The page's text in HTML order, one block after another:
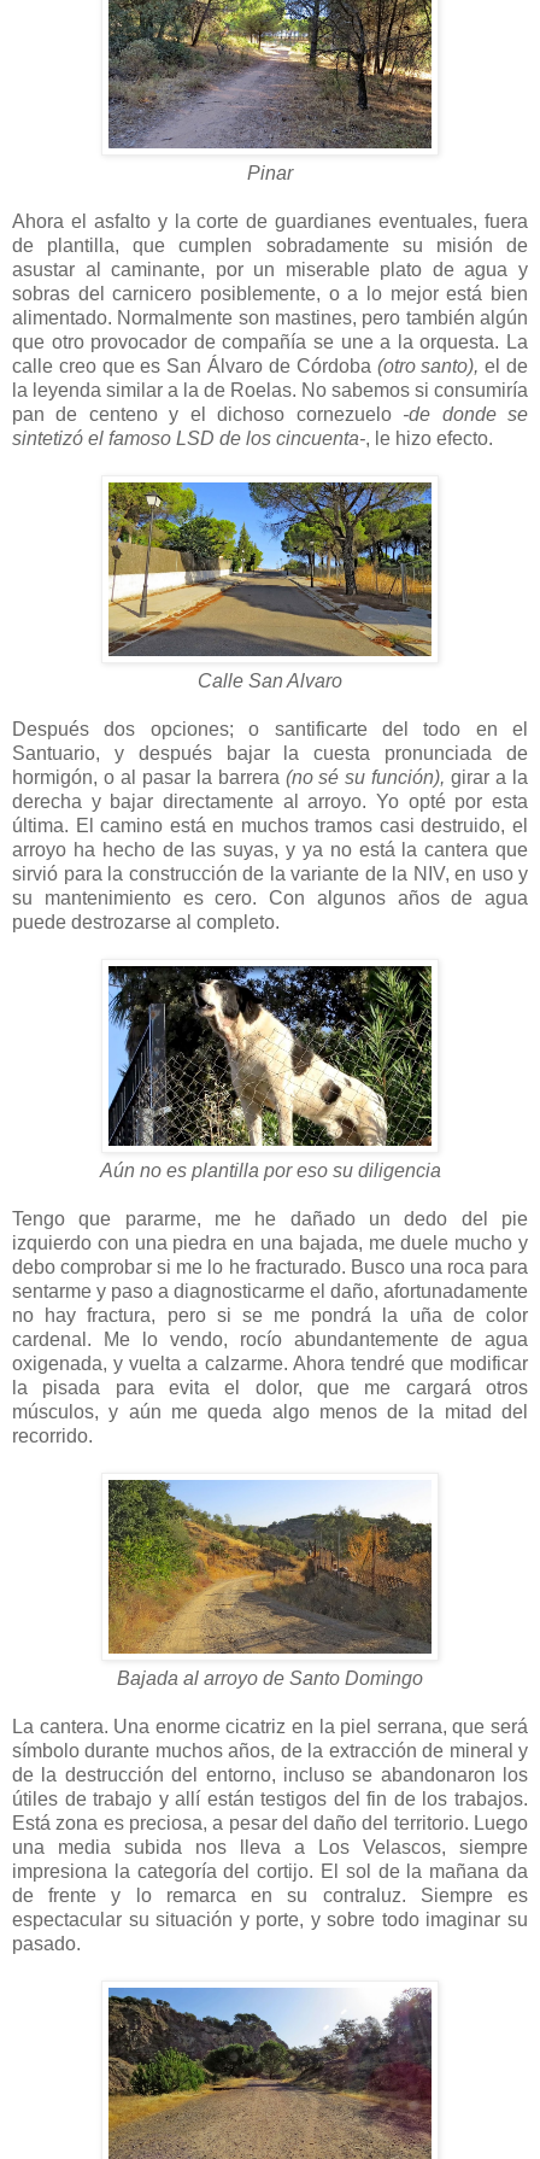
Pinar
Ahora el asfalto y la corte de guardianes eventuales, fuera
de plantilla, que cumplen sobradamente su misión de
asustar al caminante, por un miserable plato de agua y
sobras del carnicero posiblemente, o a lo mejor está bien
alimentado. Normalmente son mastines, pero también algún
que otro provocador de compañía se une a la orquesta. La
calle creo que es San Álvaro de Córdoba (otro santo), el de
la leyenda similar a la de Roelas. No sabemos si consumiría
pan de centeno y el dichoso cornezuelo -de donde se
sintetizó el famoso LSD de los cincuenta-, le hizo efecto.
Calle San Alvaro
Después dos opciones; o santificarte del todo en el
Santuario, y después bajar la cuesta pronunciada de
hormigón, o al pasar la barrera (no sé su función), girar a la
derecha y bajar directamente al arroyo. Yo opté por esta
última. El camino está en muchos tramos casi destruido, el
arroyo ha hecho de las suyas, y ya no está la cantera que
sirvió para la construcción de la variante de la NIV, en uso y
su mantenimiento es cero. Con algunos años de agua
puede destrozarse al completo.
Aún no es plantilla por eso su diligencia
Tengo que pararme, me he dañado un dedo del pie
izquierdo con una piedra en una bajada, me duele mucho y
debo comprobar si me lo he fracturado. Busco una roca para
sentarme y paso a diagnosticarme el daño, afortunadamente
no hay fractura, pero si se me pondrá la uña de color
cardenal. Me lo vendo, rocío abundantemente de agua
oxigenada, y vuelta a calzarme. Ahora tendré que modificar
la pisada para evita el dolor, que me cargará otros
músculos, y aún me queda algo menos de la mitad del
recorrido.
Bajada al arroyo de Santo Domingo
La cantera. Una enorme cicatriz en la piel serrana, que será
símbolo durante muchos años, de la extracción de mineral y
de la destrucción del entorno, incluso se abandonaron los
útiles de trabajo y allí están testigos del fin de los trabajos.
Está zona es preciosa, a pesar del daño del territorio. Luego
una media subida nos lleva a Los Velascos, siempre
impresiona la categoría del cortijo. El sol de la mañana da
de frente y lo remarca en su contraluz. Siempre es
espectacular su situación y porte, y sobre todo imaginar su
pasado.